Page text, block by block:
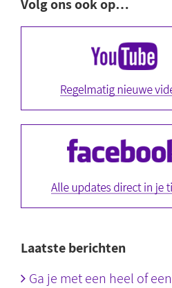
Volg ons ook op…
Laatste berichten
Ga je met een heel of